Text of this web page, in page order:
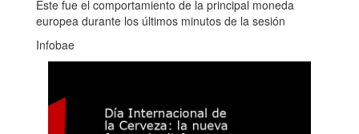
Este fue el comportamiento de la principal moneda
europea durante los últimos minutos de la sesión
Infobae